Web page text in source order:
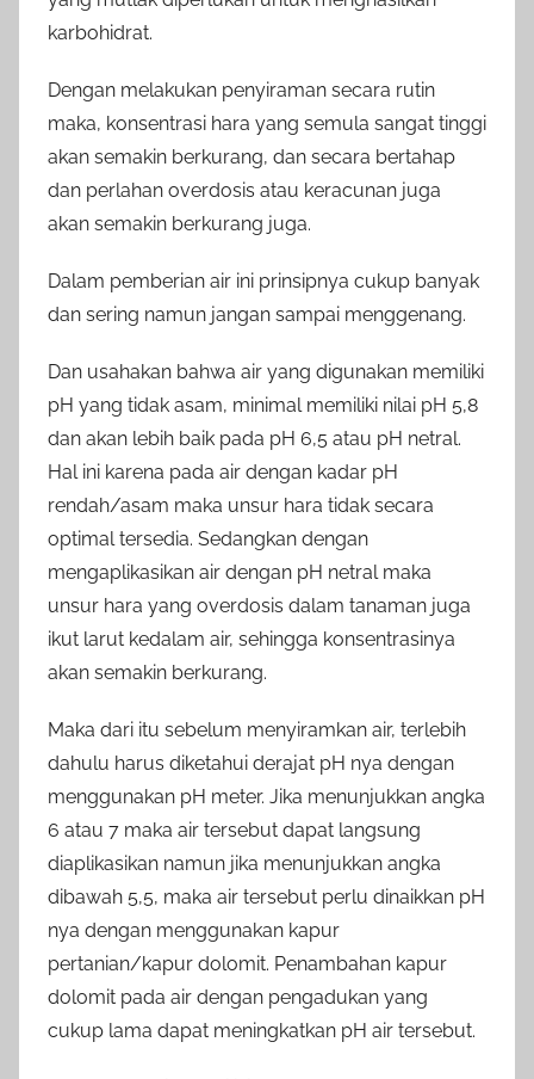
karbohidrat.
Dengan melakukan penyiraman secara rutin
maka, konsentrasi hara yang semula sangat tinggi
akan semakin berkurang, dan secara bertahap
dan perlahan overdosis atau keracunan juga
akan semakin berkurang juga.
Dalam pemberian air ini prinsipnya cukup banyak
dan sering namun jangan sampai menggenang.
Dan usahakan bahwa air yang digunakan memiliki
pH yang tidak asam, minimal memiliki nilai pH 5,8
dan akan lebih baik pada pH 6,5 atau pH netral.
Hal ini karena pada air dengan kadar pH
rendah/asam maka unsur hara tidak secara
optimal tersedia. Sedangkan dengan
mengaplikasikan air dengan pH netral maka
unsur hara yang overdosis dalam tanaman juga
ikut larut kedalam air, sehingga konsentrasinya
akan semakin berkurang.
Maka dari itu sebelum menyiramkan air, terlebih
dahulu harus diketahui derajat pH nya dengan
menggunakan pH meter. Jika menunjukkan angka
6 atau 7 maka air tersebut dapat langsung
diaplikasikan namun jika menunjukkan angka
dibawah 5,5, maka air tersebut perlu dinaikkan pH
nya dengan menggunakan kapur
pertanian/kapur dolomit. Penambahan kapur
dolomit pada air dengan pengadukan yang
cukup lama dapat meningkatkan pH air tersebut.